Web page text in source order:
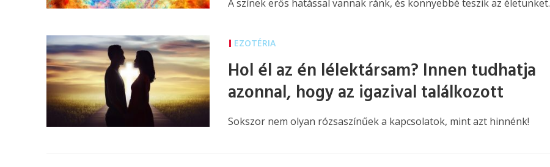
A színek erős hatással vannak ránk, és könnyebbé teszik az életünket.
EZOTÉRIA
Hol él az én lélektársam? Innen tudhatja
azonnal, hogy az igazival találkozott
Sokszor nem olyan rózsaszínűek a kapcsolatok, mint azt hinnénk!